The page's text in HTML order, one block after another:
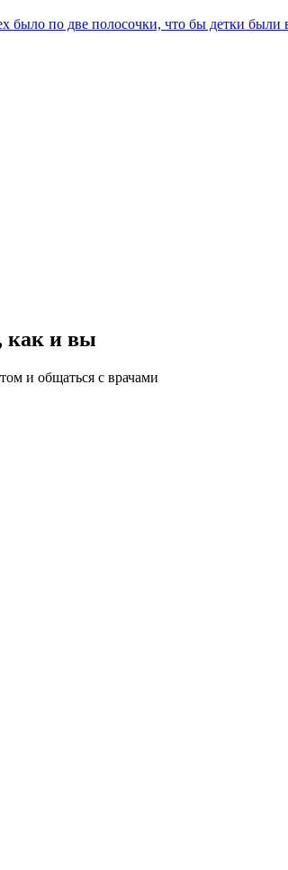
было по две полосочки, что бы детки
как и вы
и общаться с врачами